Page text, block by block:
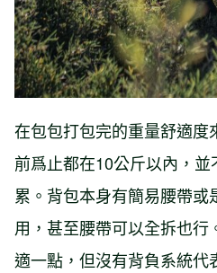
在包包打包完的重量舒適度
前爲止都在10公斤以內，
累。背包本身有簡易腰帶
用，甚至腰帶可以全拆也
適一點，但沒有背負系統代